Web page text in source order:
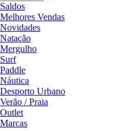
Saldos
Melhores Vendas
Novidades
Natação
Mergulho
Surf
Paddle
Náutica
Desporto Urbano
Verão / Praia
Outlet
Marcas